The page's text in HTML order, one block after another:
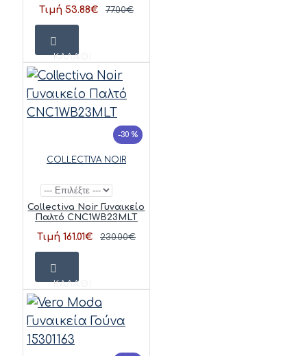
Τιμή 53.88€ 77.00€
ΚΑΛΆΘΙ
-30 %
COLLECTIVA NOIR
Collectiva Noir Γυναικείο
Παλτό CNC1WB23MLT
Τιμή 161.01€ 230.00€
ΚΑΛΆΘΙ